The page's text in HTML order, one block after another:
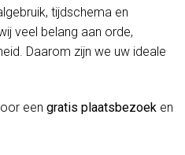
tijdschema en
veel belang aan orde,
Daarom zijn we uw ideale
een gratis plaatsbezoek en